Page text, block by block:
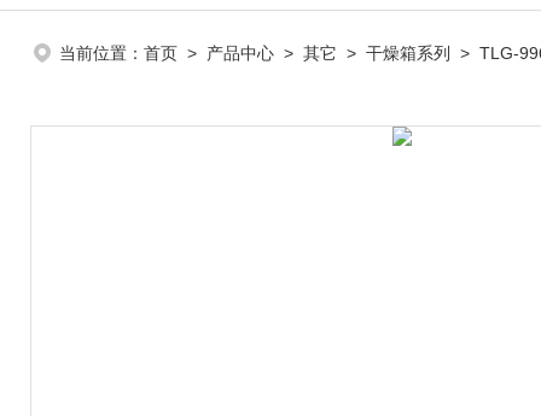
当前位置： 首页 > 产品中心 > 其它 > 干燥箱系列 > TLG-